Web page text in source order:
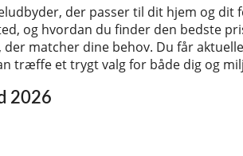
der passer til dit hjem og dit
og hvordan du finder den bedste
matcher dine behov. Du får
træffe et trygt valg for både dig og
2026